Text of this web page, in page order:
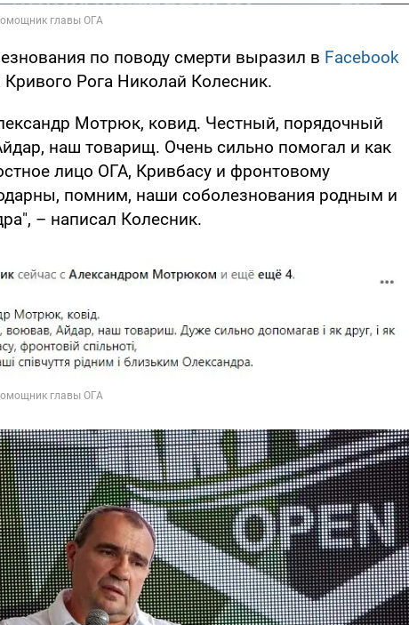
по поводу смерти выразил в Facebook
Кривого Рога Николай Колесник.
Мотрюк, ковид. Честный, порядочный
наш товарищ. Очень сильно помогал и как
лицо ОГА, Кривбасу и фронтовому
помним, наши соболезнования родным и
– написал Колесник.